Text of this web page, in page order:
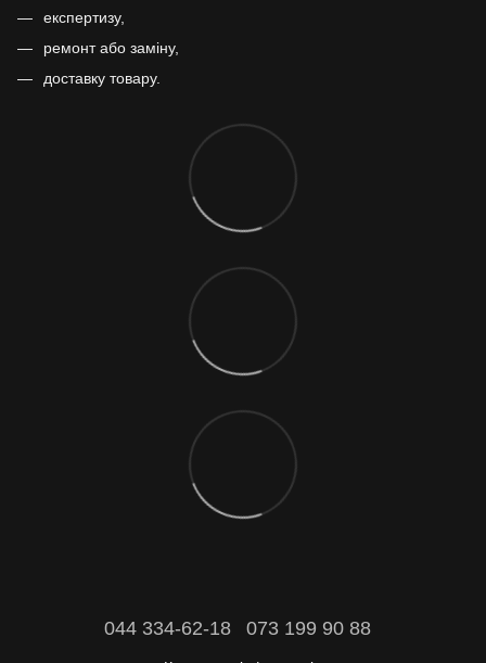
експертизу,
ремонт або заміну,
доставку товару.
044 334-62-18 073 199 90 88